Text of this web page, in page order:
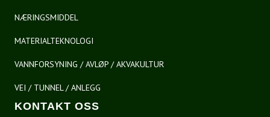
NÆRINGSMIDDEL
MATERIALTEKNOLOGI
VANNFORSYNING / AVLØP / AKVAKULTUR
VEI / TUNNEL / ANLEGG
KONTAKT OSS